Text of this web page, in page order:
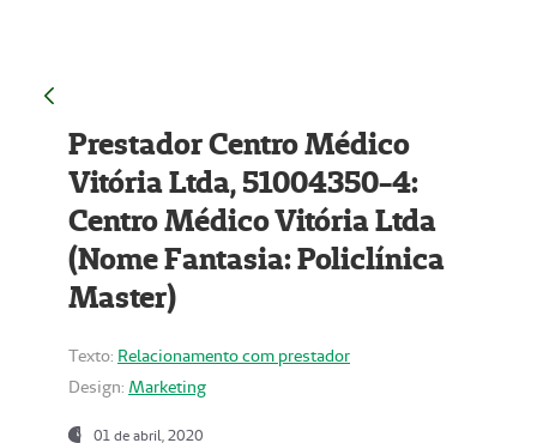
Prestador Centro Médico
Vitória Ltda, 51004350-4:
Centro Médico Vitória Ltda
(Nome Fantasia: Policlínica
Master)
Texto: Relacionamento com prestador
Design: Marketing
01 de abril, 2020